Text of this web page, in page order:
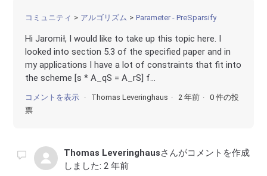
コミュニティ アルゴリズム Parameter - PreSparsify
Hi Jaromił, I would like to take up this topic here. I
looked into section 5.3 of the specified paper and in
my applications I have a lot of constraints that fit into
the scheme [s * A_qS = A_rS] f...
コメントを表示 Thomas Leveringhaus 2 年前
0 件の投
票
Thomas Leveringhausさんがコメントを作成
しました:2 年前